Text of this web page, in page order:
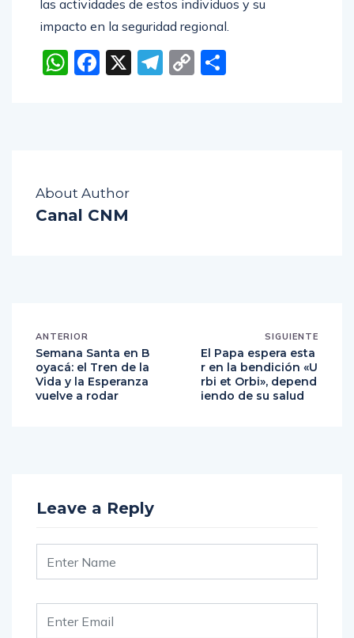
las actividades de estos individuos y su
impacto en la seguridad regional.
WhatsApp
Facebook
X Telegram
Copy
About Author
Canal CNM
ANTERIOR
Semana Santa en B
oyacá: el Tren de la
Vida y la Esperanza
vuelve a rodar
SIGUIENTE
El Papa espera esta
r en la bendición «U
rbi et Orbi», depend
iendo de su salud
Leave a Reply